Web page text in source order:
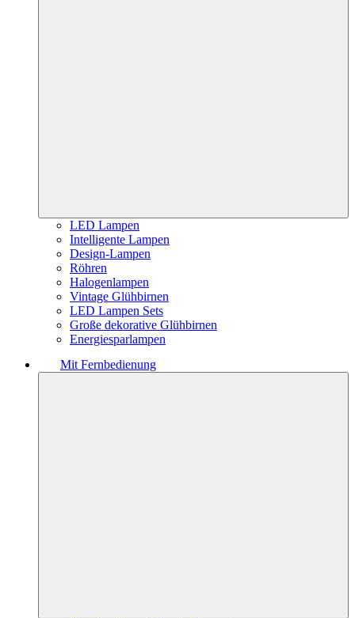
LED Lampen
Intelligente Lampen
Design-Lampen
Röhren
Halogenlampen
Vintage Glühbirnen
LED Lampen Sets
Große dekorative Glühbirnen
Energiesparlampen
Mit Fernbedienung